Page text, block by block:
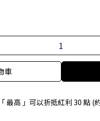
車
最高 」可以折抵紅利 30 點 (